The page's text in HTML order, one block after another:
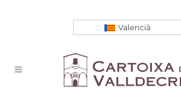
Valencià